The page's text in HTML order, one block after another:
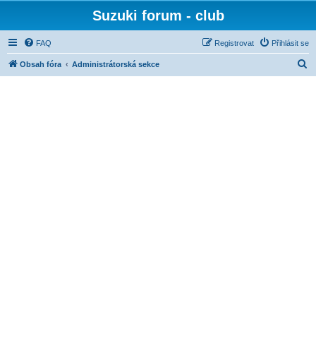
Suzuki forum - club
FAQ Přihlásit se
Registrovat
Obsah fóra Administrátorská sekce